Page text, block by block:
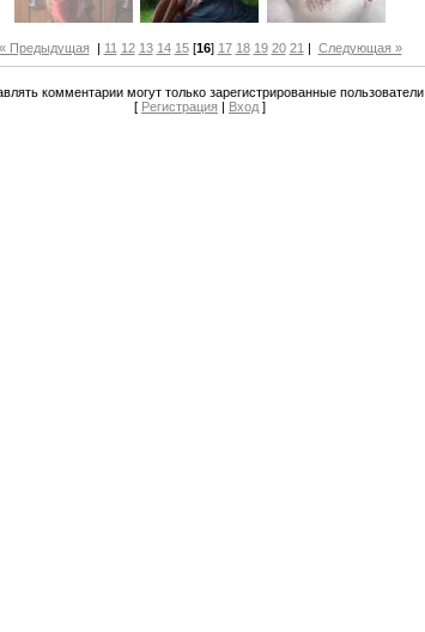
« Предыдущая 11 12 13 14 15[16] 17 18 19 20 21 Следующая »
комментарии могут только зарегистрированные пользователи.
[ Регистрация | Вход ]